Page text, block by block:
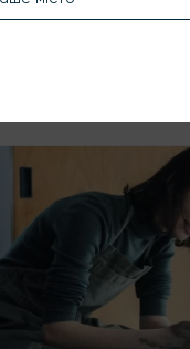
1 особа